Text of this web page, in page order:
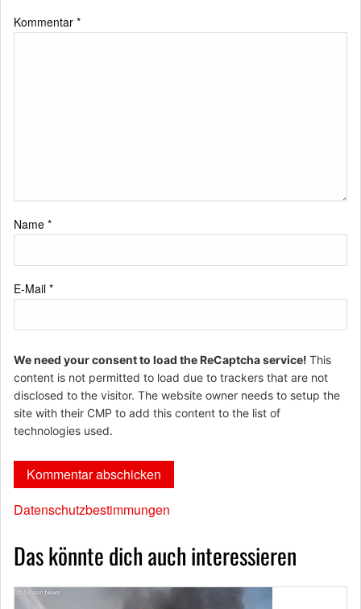
Kommentar *
Name *
E-Mail *
We need your consent to load the ReCaptcha service! This
content is not permitted to load due to trackers that are not
disclosed to the visitor. The website owner needs to setup the
site with their CMP to add this content to the list of
technologies used.
Datenschutzbestimmungen
Das könnte dich auch interessieren